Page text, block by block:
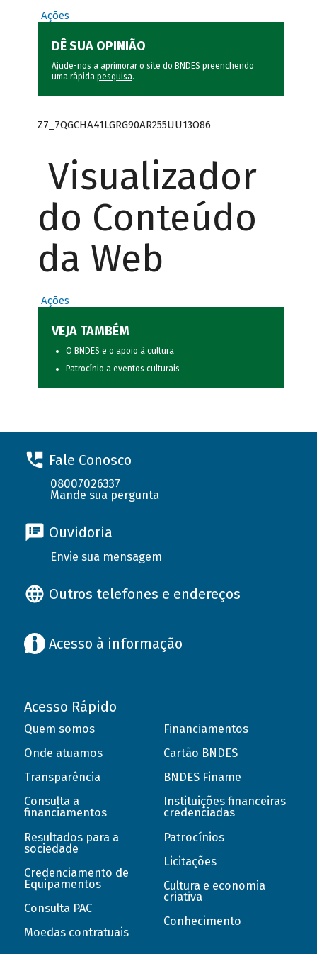
Ações
DÊ SUA OPINIÃO
Ajude-nos a aprimorar o site do BNDES preenchendo
uma rápida pesquisa.
Z7_7QGCHA41LGRG90AR255UU13O86
Visualizador
do Conteúdo
da Web
Ações
VEJA TAMBÉM
O BNDES e o apoio à cultura
Patrocínio a eventos culturais
Fale Conosco
08007026337
Mande sua pergunta
Ouvidoria
Envie sua mensagem
Outros telefones e endereços
Acesso à informação
Acesso Rápido
Quem somos
Onde atuamos
Transparência
Consulta a
financiamentos
Resultados para a
sociedade
Credenciamento de
Equipamentos
Consulta PAC
Moedas contratuais
Financiamentos
Cartão BNDES
BNDES Finame
Instituições financeiras
credenciadas
Patrocínios
Licitações
Cultura e economia
criativa
Conhecimento